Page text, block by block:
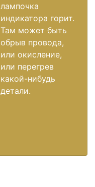
лампочка
индикатора горит.
Там может быть
обрыв провода,
или окисление,
или перегрев
какой-нибудь
детали.